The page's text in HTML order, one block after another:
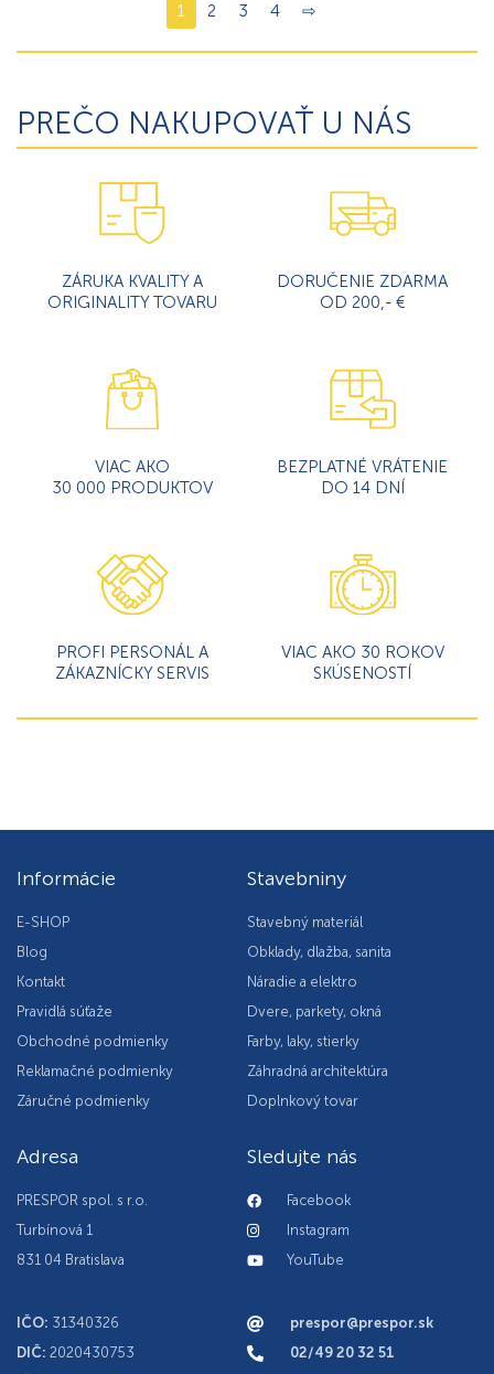
1 2 3 4 ⇨
PREČO NAKUPOVAŤ U NÁS
ZÁRUKA KVALITY A
ORIGINALITY TOVARU
DORUČENIE ZDARMA
OD 200,- €
VIAC AKO
30 000 PRODUKTOV
BEZPLATNÉ VRÁTENIE
DO 14 DNÍ
PROFI PERSONÁL A
ZÁKAZNÍCKY SERVIS
VIAC AKO 30 ROKOV
SKÚSENOSTÍ
Informácie
E-SHOP
Blog
Kontakt
Pravidlá súťaže
Obchodné podmienky
Reklamačné podmienky
Záručné podmienky
Stavebniny
Stavebný materiál
Obklady, dlažba, sanita
Náradie a elektro
Dvere, parkety, okná
Farby, laky, stierky
Záhradná architektúra
Doplnkový tovar
Adresa
PRESPOR spol. s r.o.
Turbínová 1
831 04 Bratislava
IČO: 31340326
DIČ: 2020430753
Sledujte nás
Facebook
Instagram
YouTube
prespor@prespor.sk
02/49 20 32 51